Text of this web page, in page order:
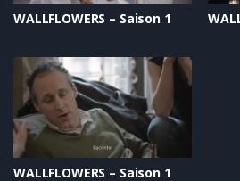
WALLFLOWERS – Saison 1
WALLFLOWERS – Saison 1